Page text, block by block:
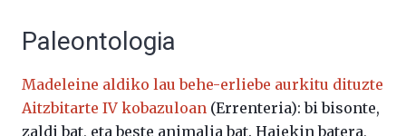
Paleontologia
Madeleine aldiko lau behe-erliebe aurkitu dituzte
Aitzbitarte IV kobazuloan (Errenteria): bi bisonte,
zaldi bat, eta beste animalia bat. Haiekin batera,